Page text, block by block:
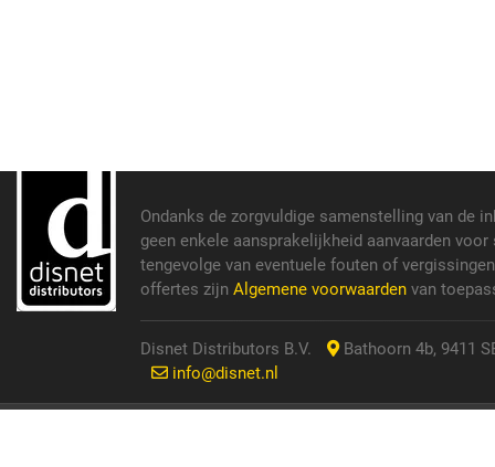
Ondanks de zorgvuldige samenstelling van de
geen enkele aansprakelijkheid aanvaarden
tengevolge van eventuele fouten of
offertes zijn Algemene voorwaarden van
Disnet Distributors B.V.
Bathoorn 4b, 9411
info@disnet.nl